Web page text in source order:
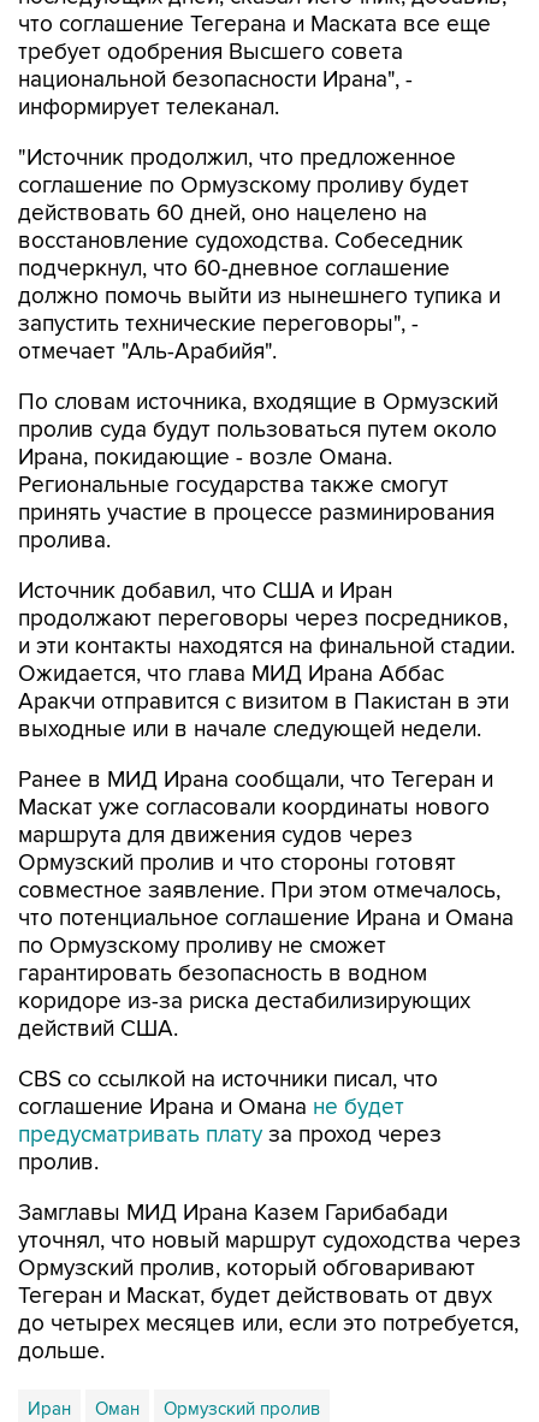
что соглашение Тегерана и Маската все еще
требует одобрения Высшего совета
национальной безопасности Ирана", -
информирует телеканал.
"Источник продолжил, что предложенное
соглашение по Ормузскому проливу будет
действовать 60 дней, оно нацелено на
восстановление судоходства. Собеседник
подчеркнул, что 60-дневное соглашение
должно помочь выйти из нынешнего тупика и
запустить технические переговоры", -
отмечает "Аль-Арабийя".
По словам источника, входящие в Ормузский
пролив суда будут пользоваться путем около
Ирана, покидающие - возле Омана.
Региональные государства также смогут
принять участие в процессе разминирования
пролива.
Источник добавил, что США и Иран
продолжают переговоры через посредников,
и эти контакты находятся на финальной стадии.
Ожидается, что глава МИД Ирана Аббас
Аракчи отправится с визитом в Пакистан в эти
выходные или в начале следующей недели.
Ранее в МИД Ирана сообщали, что Тегеран и
Маскат уже согласовали координаты нового
маршрута для движения судов через
Ормузский пролив и что стороны готовят
совместное заявление. При этом отмечалось,
что потенциальное соглашение Ирана и Омана
по Ормузскому проливу не сможет
гарантировать безопасность в водном
коридоре из-за риска дестабилизирующих
действий США.
CBS со ссылкой на источники писал, что
соглашение Ирана и Омана не будет
предусматривать плату за проход через
пролив.
Замглавы МИД Ирана Казем Гарибабади
уточнял, что новый маршрут судоходства через
Ормузский пролив, который обговаривают
Тегеран и Маскат, будет действовать от двух
до четырех месяцев или, если это потребуется,
дольше.
Иран Оман Ормузский пролив